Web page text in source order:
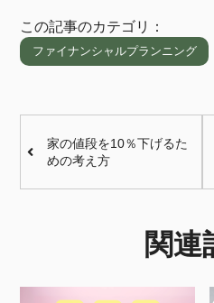
この記事のカテゴリ：
ファイナンシャルプランニング
家の値段を10％下げるた
めの考え方
関連